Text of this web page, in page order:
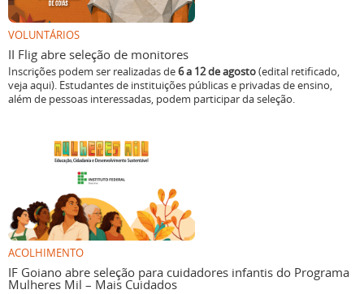
VOLUNTÁRIOS
II Flig abre seleção de monitores
Inscrições podem ser realizadas de6 a 12 de agosto(edital retificado,
veja aqui). Estudantes de instituições públicas e privadas de ensino,
além de pessoas interessadas, podem participar da seleção.
ACOLHIMENTO
IF Goiano abre seleção para cuidadores infantis do Programa
Mulheres Mil – Mais Cuidados